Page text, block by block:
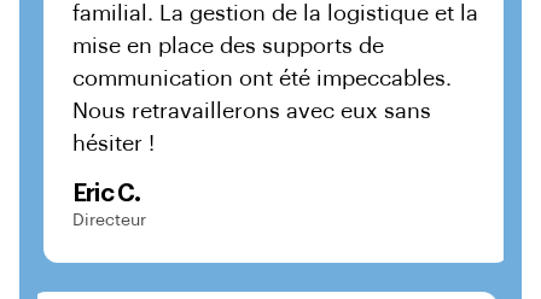
familial. La gestion de la logistique et la
mise en place des supports de
communication ont été impeccables.
Nous retravaillerons avec eux sans
hésiter !
Eric C.
Directeur